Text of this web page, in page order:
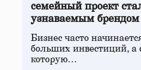
семейный проект
узнаваемым брендом
Бизнес часто
больших инвестиций, а
которую…